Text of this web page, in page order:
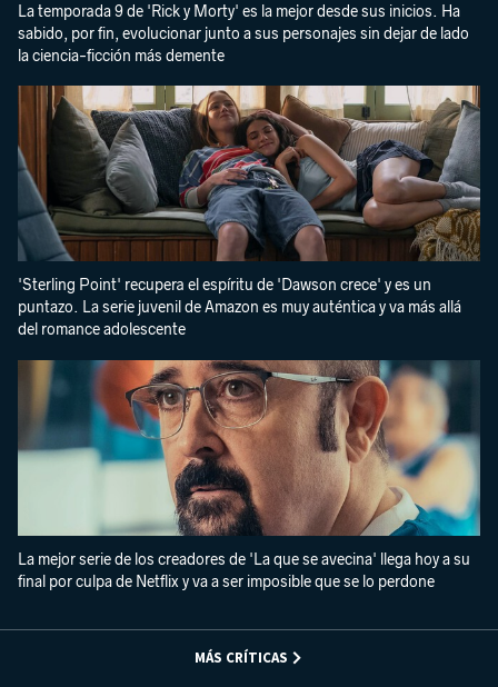
La temporada 9 de 'Rick y Morty' es la mejor desde sus inicios. Ha
sabido, por fin, evolucionar junto a sus personajes sin dejar de lado
la ciencia-ficción más demente
'Sterling Point' recupera el espíritu de 'Dawson crece' y es un
puntazo. La serie juvenil de Amazon es muy auténtica y va más allá
del romance adolescente
La mejor serie de los creadores de 'La que se avecina' llega hoy a su
final por culpa de Netflix y va a ser imposible que se lo perdone
MÁS CRÍTICAS